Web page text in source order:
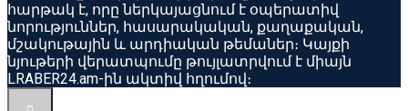
հարթակ է, որը ներկայացնում է օպերատիվ
նորություններ, հասարակական, քաղաքական,
մշակութային և արդիական թեմաներ։ Կայքի
նյութերի վերատպումը թույլատրվում է միայն
LRABER24.am-ին ակտիվ հղումով։